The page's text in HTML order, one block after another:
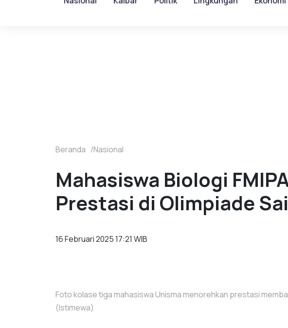
Beranda Nasional
Mahasiswa Biologi
Prestasi di Olimpiade
16 Februari 2025 17:21 WIB
Foto kolase tiga mahasiswa Unisma menorehkan prestasi
(Istimewa)